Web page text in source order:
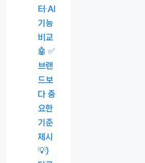
터·AI
기능
비교
🤖 ✅
브랜
드보
다 중
요한
기준
제시
💡)